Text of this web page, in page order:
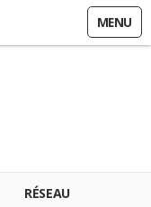
MENU
RÉSEAU